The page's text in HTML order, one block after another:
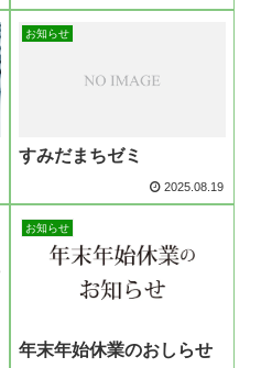
お知らせ
すみだまちゼミ
2025.08.19
お知らせ
年末年始休業のおしらせ